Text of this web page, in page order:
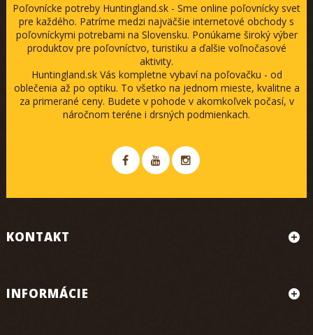
Poľovnícke potreby Huntingland.sk - Sme online poľovnícky svet
pre každého. Patríme medzi najväčšie internetové obchody s
poľovníckymi potrebami na Slovensku. Ponúkame široký výber
produktov pre poľovníctvo, turistiku a ďalšie voľnočasové
aktivity.
Huntingland.sk Vás kompletne vybaví na poľovačku - od
oblečenia až po optiku. To všetko na jednom mieste, kvalitne a
za primerané ceny. Budete v pohode v akomkoľvek počasí, v
náročnom teréne i drsných podmienkach.
KONTAKT
INFORMÁCIE